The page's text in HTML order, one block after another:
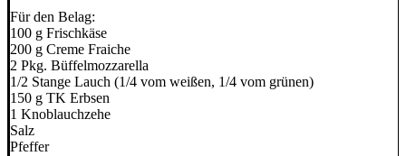
Für den Belag:
100 g Frischkäse
200 g Creme Fraiche
2 Pkg. Büffelmozzarella
1/2 Stange Lauch (1/4 vom weißen, 1/4 vom grünen)
150 g TK Erbsen
1 Knoblauchzehe
Salz
Pfeffer